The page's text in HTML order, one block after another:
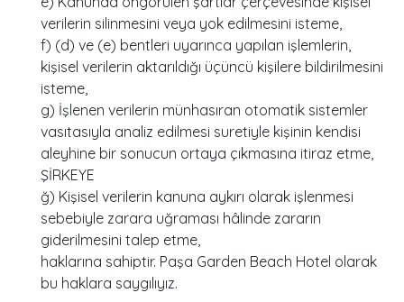
verilerin silinmesini veya yok edilmesini isteme,
f) (d) ve (e) bentleri uyarınca yapılan işlemlerin,
kişisel verilerin aktarıldığı üçüncü kişilere bildirilmesini
isteme,
g) İşlenen verilerin münhasıran otomatik sistemler
vasıtasıyla analiz edilmesi suretiyle kişinin kendisi
aleyhine bir sonucun ortaya çıkmasına itiraz etme,
ŞİRKEYE
ğ) Kişisel verilerin kanuna aykırı olarak işlenmesi
sebebiyle zarara uğraması hâlinde zararın
giderilmesini talep etme,
haklarına sahiptir. Paşa Garden Beach Hotel olarak
bu haklara saygılıyız.